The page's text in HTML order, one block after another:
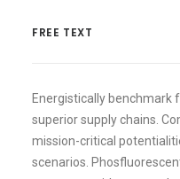
FREE TEXT
Energistically benchmark
superior supply chains.
mission-critical
scenarios.